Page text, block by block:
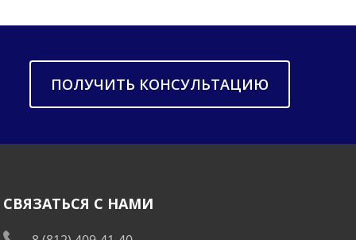
ПОЛУЧИТЬ КОНСУЛЬТАЦИЮ
СВЯЗАТЬСЯ С НАМИ